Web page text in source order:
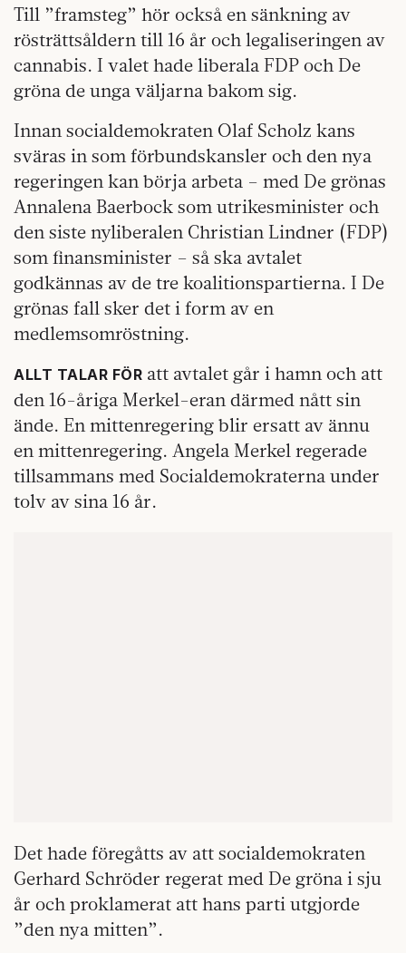
Till ”framsteg” hör också en sänkning av
rösträttsåldern till 16 år och legaliseringen av
cannabis. I valet hade liberala FDP och De
gröna de unga väljarna bakom sig.
Innan socialdemokraten Olaf Scholz kans
sväras in som förbundskansler och den nya
regeringen kan börja arbeta – med De grönas
Annalena Baerbock som utrikesminister och
den siste nyliberalen Christian Lindner (FDP)
som finansminister – så ska avtalet
godkännas av de tre koalitionspartierna. I De
grönas fall sker det i form av en
medlemsomröstning.
ALLT TALAR FÖR att avtalet går i hamn och att
den 16-åriga Merkel-eran därmed nått sin
ände. En mittenregering blir ersatt av ännu
en mittenregering. Angela Merkel regerade
tillsammans med Socialdemokraterna under
tolv av sina 16 år.
Det hade föregåtts av att socialdemokraten
Gerhard Schröder regerat med De gröna i sju
år och proklamerat att hans parti utgjorde
”den nya mitten”.